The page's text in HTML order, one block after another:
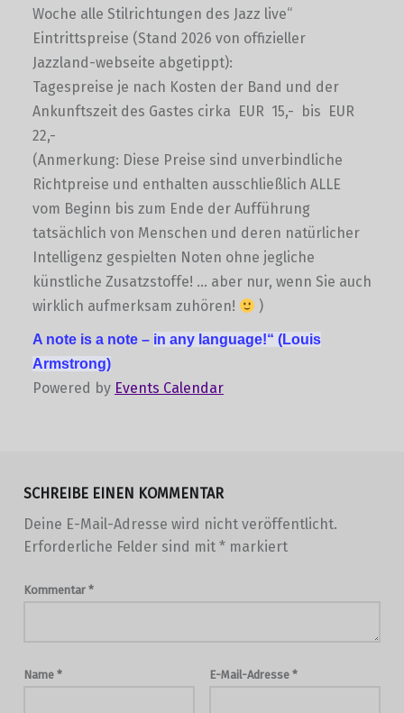
Woche alle Stilrichtungen des Jazz live“
Eintrittspreise (Stand 2026 von offizieller
Jazzland-webseite abgetippt):
Tagespreise je nach Kosten der Band und der
Ankunftszeit des Gastes cirka EUR 15,- bis EUR
22,-
(Anmerkung: Diese Preise sind unverbindliche
Richtpreise und enthalten ausschließlich ALLE
vom Beginn bis zum Ende der Aufführung
tatsächlich von Menschen und deren natürlicher
Intelligenz gespielten Noten ohne jegliche
künstliche Zusatzstoffe! … aber nur, wenn Sie auch
wirklich aufmerksam zuhören!
)
A note is a note – in any language!“ (Louis
Armstrong)
Powered by Events Calendar
SCHREIBE EINEN KOMMENTAR
Deine E-Mail-Adresse wird nicht veröffentlicht.
Erforderliche Felder sind mit *markiert
Kommentar *
Name * E-Mail-Adresse *